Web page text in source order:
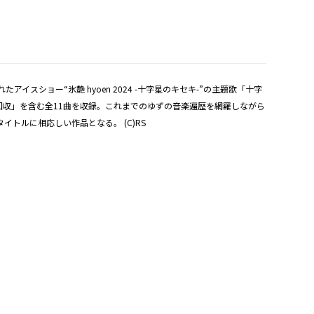
アイスショー“氷艶 hyoen 2024 -十字星のキセキ-”の主題歌「十字
」を含む全11曲を収録。これまでのゆずの音楽遍歴を網羅しながら
トルに相応しい作品となる。 (C)RS